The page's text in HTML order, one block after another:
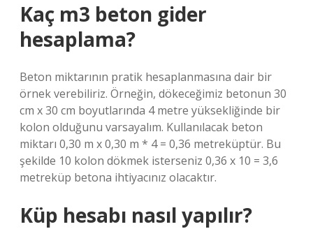
Kaç m3 beton gider
hesaplama?
Beton miktarının pratik hesaplanmasına dair bir
örnek verebiliriz. Örneğin, dökeceğimiz betonun 30
cm x 30 cm boyutlarında 4 metre yüksekliğinde bir
kolon olduğunu varsayalım. Kullanılacak beton
miktarı 0,30 m x 0,30 m * 4 = 0,36 metreküptür. Bu
şekilde 10 kolon dökmek isterseniz 0,36 x 10 = 3,6
metreküp betona ihtiyacınız olacaktır.
Küp hesabı nasıl yapılır?